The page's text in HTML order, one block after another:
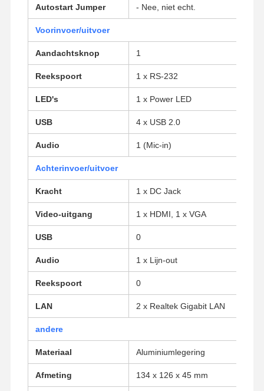
Thuis Over Ons
Kwaliteitscont Contacteer
Praatje Nu
1U Rackmount PC
POE-mini-pc
NAS Mini PC
Celeron Mini PC
Autostart Jumper - Nee, niet echt.
Voorinvoer/uitvoer
Aandachtsknop 1
Reekspoort 1 x RS-232
LED's 1 x Power LED
USB 4 x USB 2.0
Audio 1 (Mic-in)
Achterinvoer/uitvoer
Kracht 1 x DC Jack
Video-uitgang 1 x HDMI, 1 x VGA
USB 0
Audio 1 x Lijn-out
Reekspoort 0
LAN 2 x Realtek Gigabit LAN
andere
Materiaal Aluminiumlegering
Afmeting 134 x 126 x 45 mm